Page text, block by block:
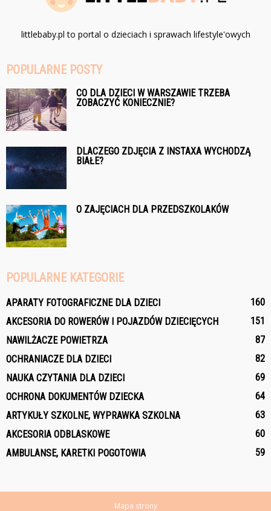
littlebaby.pl to portal o dzieciach i sprawach lifestyle'owych
POPULARNE POSTY
CO DLA DZIECI W WARSZAWIE TRZEBA
ZOBACZYĆ KONIECZNIE?
DLACZEGO ZDJĘCIA Z INSTAXA WYCHODZĄ
BIAŁE?
O ZAJĘCIACH DLA PRZEDSZKOLAKÓW
POPULARNE KATEGORIE
APARATY FOTOGRAFICZNE DLA DZIECI
160
AKCESORIA DO ROWERÓW I POJAZDÓW DZIECIĘCYCH
151
NAWILŻACZE POWIETRZA
87
OCHRANIACZE DLA DZIECI
82
NAUKA CZYTANIA DLA DZIECI
69
OCHRONA DOKUMENTÓW DZIECKA
64
ARTYKUŁY SZKOLNE, WYPRAWKA SZKOLNA
63
AKCESORIA ODBLASKOWE
60
AMBULANSE, KARETKI POGOTOWIA
59
Mapa strony